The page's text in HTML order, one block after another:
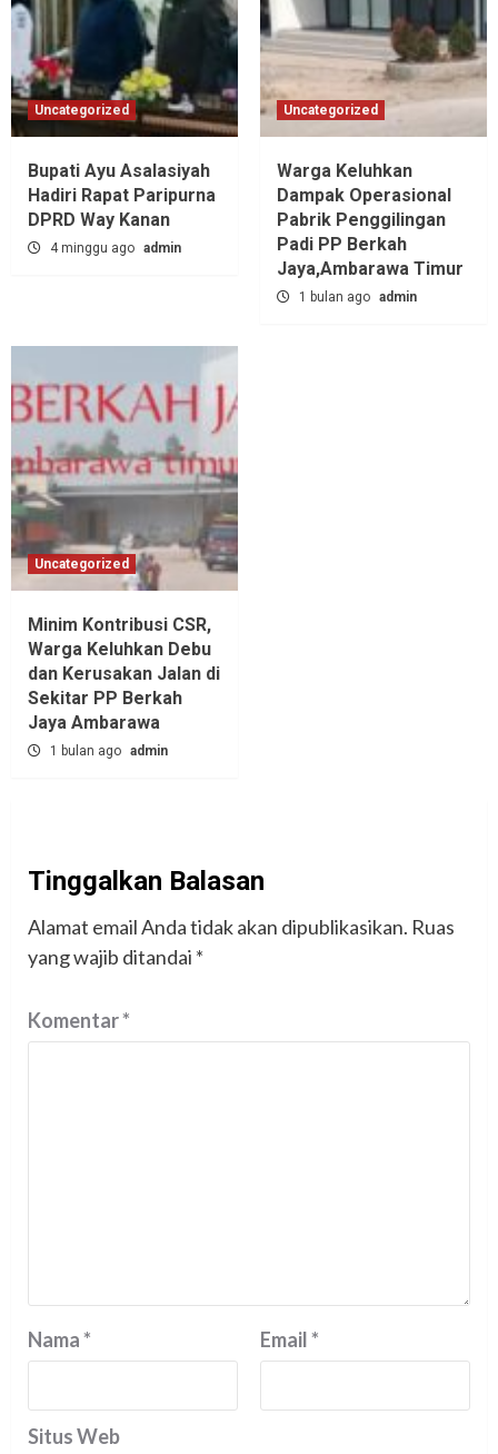
Uncategorized
Bupati Ayu Asalasiyah
Hadiri Rapat Paripurna
DPRD Way Kanan
4 minggu ago admin
Uncategorized
Warga Keluhkan
Dampak Operasional
Pabrik Penggilingan
Padi PP Berkah
Jaya,‎Ambarawa Timur
1 bulan ago admin
Uncategorized
Minim Kontribusi CSR,
Warga Keluhkan Debu
dan Kerusakan Jalan di
Sekitar PP Berkah
Jaya Ambarawa‎
1 bulan ago admin
Tinggalkan Balasan
Alamat email Anda tidak akan dipublikasikan. Ruas
yang wajib ditandai *
Komentar*
Nama* Email*
Situs Web